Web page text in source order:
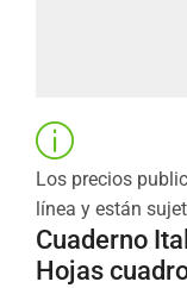
Los precios
línea y están
Cuaderno
Hojas